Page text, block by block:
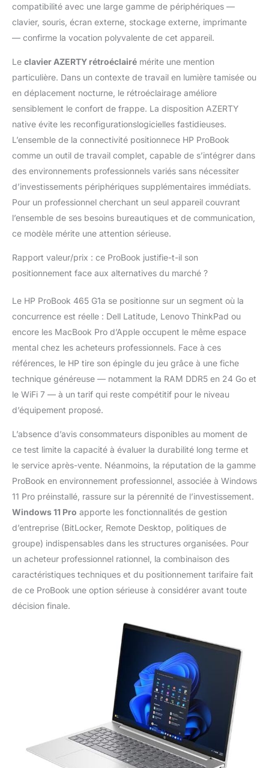
aluminium solide et
raffiné. Windows 11 Pro
déjà installé et PC
configuré prêt à
l’utilisation immédiate
boîte.
compatibilité avec une large gamme de périphériques —
clavier, souris, écran externe, stockage externe, imprimante
— confirme la vocation polyvalente de cet appareil.
Le clavier AZERTY rétroéclairé mérite une mention
particulière. Dans un contexte de travail en lumière tamisée ou
en déplacement nocturne, le rétroéclairage améliore
sensiblement le confort de frappe. La disposition AZERTY
native évite les reconfigurationslogicielles fastidieuses.
L’ensemble de la connectivité positionnece HP ProBook
comme un outil de travail complet, capable de s’intégrer dans
des environnements professionnels variés sans nécessiter
d’investissements périphériques supplémentaires immédiats.
Pour un professionnel cherchant un seul appareil couvrant
l’ensemble de ses besoins bureautiques et de communication,
ce modèle mérite une attention sérieuse.
Rapport valeur/prix : ce ProBook justifie-t-il son
positionnement face aux alternatives du marché ?
Le HP ProBook 465 G1a se positionne sur un segment où la
concurrence est réelle : Dell Latitude, Lenovo ThinkPad ou
encore les MacBook Pro d’Apple occupent le même espace
mental chez les acheteurs professionnels. Face à ces
références, le HP tire son épingle du jeu grâce à une fiche
technique généreuse — notamment la RAM DDR5 en 24 Go et
le WiFi 7 — à un tarif qui reste compétitif pour le niveau
d’équipement proposé.
L’absence d’avis consommateurs disponibles au moment de
ce test limite la capacité à évaluer la durabilité long terme et
le service après-vente. Néanmoins, la réputation de la gamme
ProBook en environnement professionnel, associée à Windows
11 Pro préinstallé, rassure sur la pérennité de l’investissement.
Windows 11 Pro apporte les fonctionnalités de gestion
d’entreprise (BitLocker, Remote Desktop, politiques de
groupe) indispensables dans les structures organisées. Pour
un acheteur professionnel rationnel, la combinaison des
caractéristiques techniques et du positionnement tarifaire fait
de ce ProBook une option sérieuse à considérer avant toute
décision finale.